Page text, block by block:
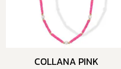
COLLANA PINK